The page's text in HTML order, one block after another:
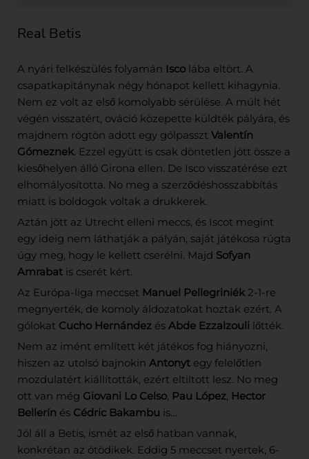
Real Betis
A nyári felkészülés folyamán Isco lába eltört. A
csapatkapitánynak négy hónapot kellett kihagynia.
Nem ez volt az első komolyabb sérülése. A múlt hét
végén visszatért, ováció közepette küldték pályára, és
majdnem rögtön adott egy gólpasszt Valentín
Gómeznek. Ezzel együtt is csak döntetlen jött össze a
kiesőhelyen álló Girona ellen. De Isco visszatérése ezt
elhomályosította. No meg a szerződéshosszabbítás
miatt is boldogok voltak a drukkerek.
Aztán jött az Utrecht elleni meccs, és Iscot megint
egy ideig nem láthatják a pályán, saját játékosa rúgta
úgy meg, hogy le kellett cserélni. Majd Sofyan
Amrabat is cserét kért.
Az Európa-liga meccset Manuel Pellegriniék 2-1-re
megnyerték, de komoly áldozatokat hoztak ezért. A
gólokat Cucho Hernández és Abde Ezzalzouli lőtték.
Nem az imént említett két játékos fog hiányozni,
hiszen az utolsó bajnokin Antonyt egy felelőtlen
mozdulatért kiállították, ezért eltiltott lesz. No meg
ott van még Giovani Lo Celso, Pau López, Hector
Bellerín és Cédric Bakambu is…
Jól áll a Betis, ismét az első hatban vannak,
konkrétan az ötödikek. Eddig 5 meccset nyertek, 6-